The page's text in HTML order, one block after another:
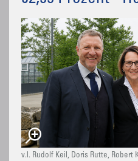
v.l. Rudolf Keil, Doris Rutte, Robert